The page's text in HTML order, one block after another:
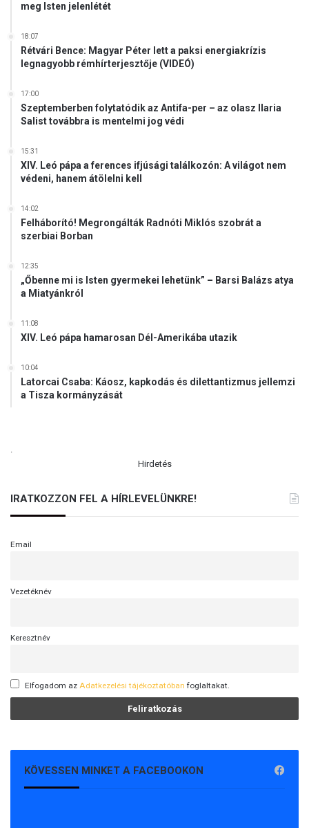
meg Isten jelenlétét
18:07
Rétvári Bence: Magyar Péter lett a paksi energiakrízis
legnagyobb rémhírterjesztője (VIDEÓ)
17:00
Szeptemberben folytatódik az Antifa-per – az olasz Ilaria
Salist továbbra is mentelmi jog védi
15:31
XIV. Leó pápa a ferences ifjúsági találkozón: A világot nem
védeni, hanem átölelni kell
14:02
Felháborító! Megrongálták Radnóti Miklós szobrát a
szerbiai Borban
12:35
„Őbenne mi is Isten gyermekei lehetünk” – Barsi Balázs atya
a Miatyánkról
11:08
XIV. Leó pápa hamarosan Dél-Amerikába utazik
10:04
Latorcai Csaba: Káosz, kapkodás és dilettantizmus jellemzi
a Tisza kormányzását
.
Hirdetés
IRATKOZZON FEL A HÍRLEVELÜNKRE!
Email
Vezetéknév
Keresztnév
Elfogadom az Adatkezelési tájékoztatóban foglaltakat.
KÖVESSEN MINKET A FACEBOOKON